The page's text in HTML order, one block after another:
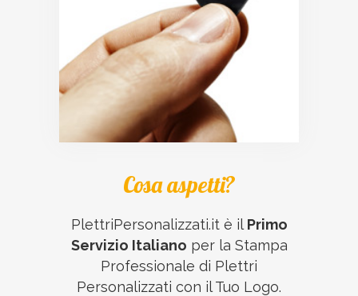
Cosa aspetti?
PlettriPersonalizzati.it è il Primo
Servizio Italiano per la Stampa
Professionale di Plettri
Personalizzati con il Tuo Logo.